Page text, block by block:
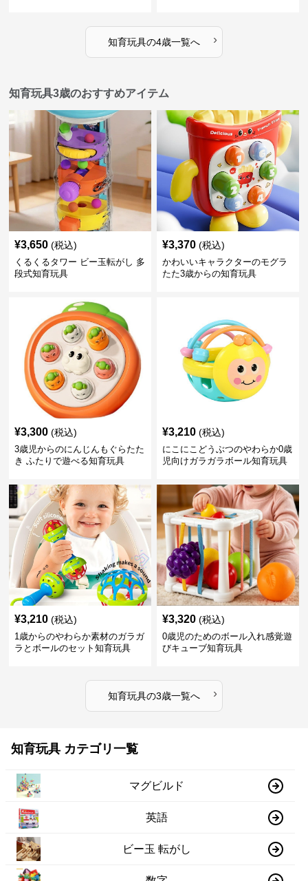
知育玩具の4歳一覧へ ›
知育玩具3歳のおすすめアイテム
¥3,650 (税込)
くるくるタワー ビー玉転がし 多
段式知育玩具
¥3,370 (税込)
かわいいキャラクターのモグラ
たた3歳からの知育玩具
¥3,300 (税込)
3歳児からのにんじんもぐらたた
き ふたりで遊べる知育玩具
¥3,210 (税込)
にこにこどうぶつのやわらか0歳
児向けガラガラボール知育玩具
¥3,210 (税込)
1歳からのやわらか素材のガラガ
ラとボールのセット知育玩具
¥3,320 (税込)
0歳児のためのボール入れ感覚遊
びキューブ知育玩具
知育玩具の3歳一覧へ ›
知育玩具 カテゴリ一覧
マグビルド
英語
ビー玉 転がし